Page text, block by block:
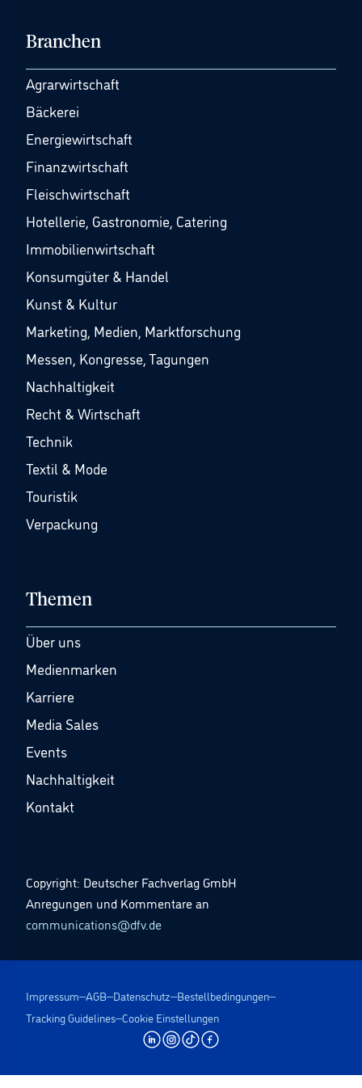
Branchen
Agrarwirtschaft
Bäckerei
Energiewirtschaft
Finanzwirtschaft
Fleischwirtschaft
Hotellerie, Gastronomie, Catering
Immobilienwirtschaft
Konsumgüter & Handel
Kunst & Kultur
Marketing, Medien, Marktforschung
Messen, Kongresse, Tagungen
Nachhaltigkeit
Recht & Wirtschaft
Technik
Textil & Mode
Touristik
Verpackung
Themen
Über uns
Medienmarken
Karriere
Media Sales
Events
Nachhaltigkeit
Kontakt
Copyright: Deutscher Fachverlag GmbH
Anregungen und Kommentare an
communications@dfv.de
Impressum AGB Datenschutz Bestellbedingungen
Tracking Guidelines Cookie Einstellungen